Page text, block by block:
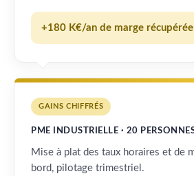
+180 K€/an de marge récupérée
GAINS CHIFFRÉS
PME INDUSTRIELLE · 20
Mise à plat des taux horaires et de
bord, pilotage trimestriel.